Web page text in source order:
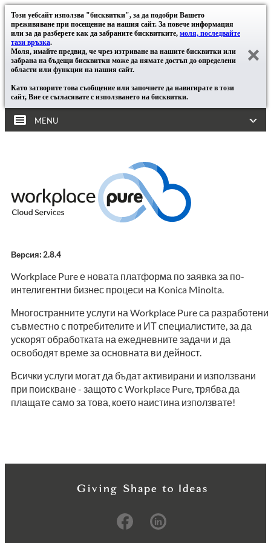
Този уебсайт използва "бисквитки", за да подобри Вашето
преживяване при посещение на нашия сайт. За повече информация
или за да разберете как да забраните бисквитките, моля, последвайте
тази връзка.
Моля, имайте предвид, че чрез изтриване на нашите бисквитки или
забрана на бъдещи бисквитки може да нямате достъп до определени
области или функции на нашия сайт.
Като затворите това съобщение или започнете да навигирате в този
сайт, Вие се съгласявате с използването на бисквитки.
MENU
Версия: 2.8.4
Workplace Pure е новата платформа по заявка за по-
интелигентни бизнес процеси на Konica Minolta.
Многостранните услуги на Workplace Pure са разработени
съвместно с потребителите и ИТ специалистите, за да
ускорят обработката на ежедневните задачи и да
освободят време за основната ви дейност.
Всички услуги могат да бъдат активирани и използвани
при поискване - защото с Workplace Pure, трябва да
плащате само за това, което наистина използвате!